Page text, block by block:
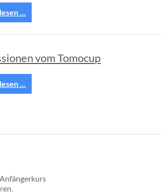
...
vom Tomocup
...